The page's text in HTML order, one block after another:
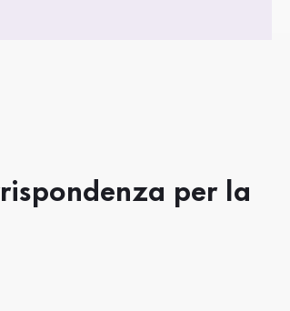
per la